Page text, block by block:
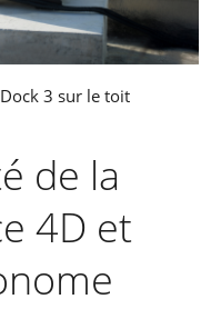
Dock 3 sur le toit
de la
4D et